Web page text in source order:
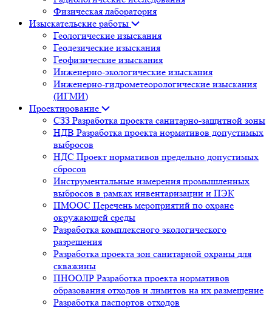
Физическая лаборатория
Изыскательские работы
Геологические изыскания
Геодезические изыскания
Геофизические изыскания
Инженерно-экологические изыскания
Инженерно-гидрометеорологические изыскания
(ИГМИ)
Проектирование
СЗЗ Разработка проекта санитарно-защитной зоны
НДВ Разработка проекта нормативов допустимых
выбросов
НДС Проект нормативов предельно допустимых
сбросов
Инструментальные измерения промышленных
выбросов в рамках инвентаризации и ПЭК
ПМООС Перечень мероприятий по охране
окружающей среды
Разработка комплексного экологического
разрешения
Разработка проекта зон санитарной охраны для
скважины
ПНООЛР Разработка проекта нормативов
образования отходов и лимитов на их размещение
Разработка паспортов отходов